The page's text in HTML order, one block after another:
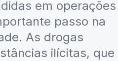
em operações
passo na
As drogas
ilícitas, que